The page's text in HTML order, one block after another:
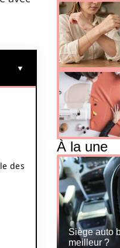
des
À la une
Siège auto
meilleur ?